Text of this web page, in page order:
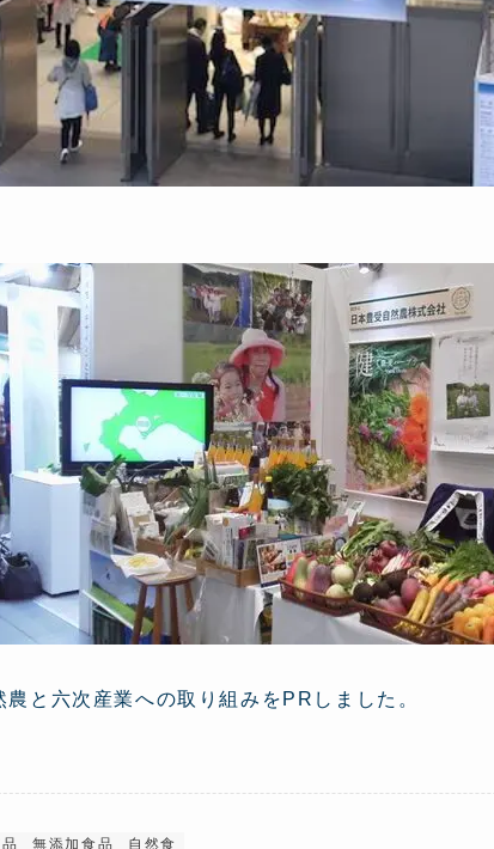
農と六次産業への取り組みをPRしました。
無添加食品 自然食